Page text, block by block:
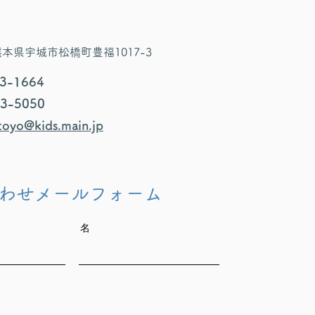
県宇城市松橋町豊福1017-3
1664
5050
せメールフォーム
名